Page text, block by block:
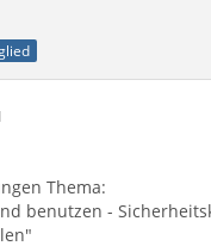
Thema:
benutzen -